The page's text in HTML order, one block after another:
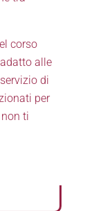
corso
alle
di
per
ti